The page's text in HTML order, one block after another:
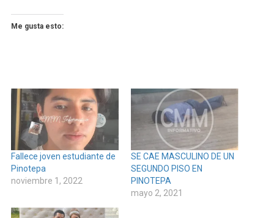
Me gusta esto:
Fallece joven estudiante de
Pinotepa
noviembre 1, 2022
SE CAE MASCULINO DE UN
SEGUNDO PISO EN
PINOTEPA
mayo 2, 2021